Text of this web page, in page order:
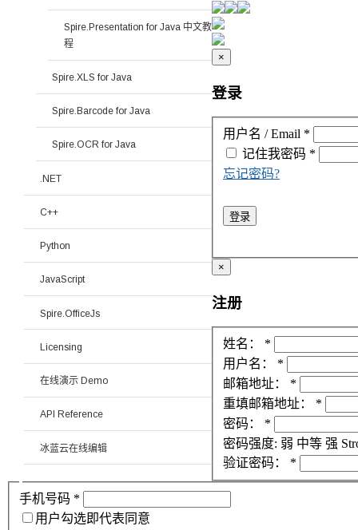
Spire.Presentation for Java 中文教
程
Spire.XLS for Java
Spire.Barcode for Java
Spire.OCR for Java
.NET
C++
Python
JavaScript
Spire.OfficeJs
Licensing
在线演示 Demo
API Reference
冰蓝云在线编辑
×
登录
用户名 / Email *
密码 *
记住我
忘记密码?
登录
×
注册
姓名：
*
用户名：
*
邮箱地址：
*
重填邮箱地址：
*
密码：
*
密码强度: 弱 中等 强
验证密码：
*
手机号码 *
用户勾选即代表同意